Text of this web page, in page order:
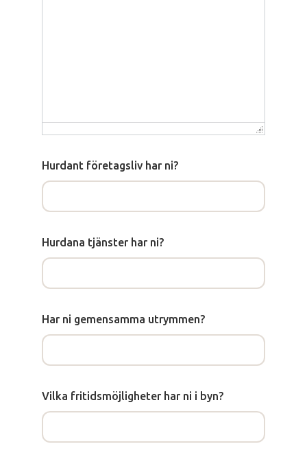
Hurdant företagsliv har ni?
Hurdana tjänster har ni?
Har ni gemensamma utrymmen?
Vilka fritidsmöjligheter har ni i byn?